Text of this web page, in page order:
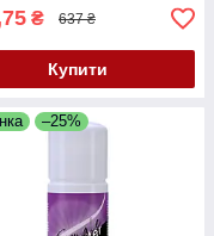
₴ 637 ₴
Купити
–25%